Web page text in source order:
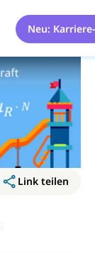
Neu:
Link teilen